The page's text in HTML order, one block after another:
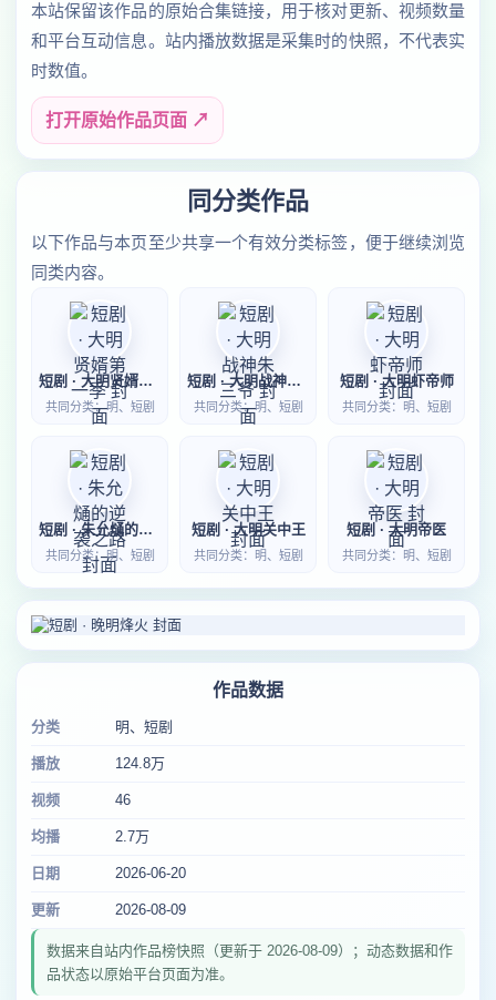
本站保留该作品的原始合集链接，用于核对更新、视频数量
和平台互动信息。站内播放数据是采集时的快照，不代表实
时数值。
打开原始作品页面 ↗
同分类作品
以下作品与本页至少共享一个有效分类标签，便于继续浏览
同类内容。
短剧 · 大明贤婿第一季
共同分类：明、短剧
短剧 · 大明战神朱三爷
共同分类：明、短剧
短剧 · 大明虾帝师
共同分类：明、短剧
短剧 · 朱允熥的逆袭之路
共同分类：明、短剧
短剧 · 大明关中王
共同分类：明、短剧
短剧 · 大明帝医
共同分类：明、短剧
作品数据
分类 明、短剧
播放 124.8万
视频 46
均播 2.7万
日期 2026-06-20
更新 2026-08-09
数据来自站内作品榜快照（更新于 2026-08-09）；动态数据和作
品状态以原始平台页面为准。